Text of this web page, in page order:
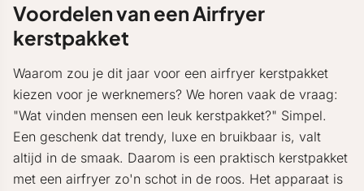
Voordelen van een Airfryer
kerstpakket
Waarom zou je dit jaar voor een airfryer kerstpakket
kiezen voor je werknemers? We horen vaak de vraag:
"Wat vinden mensen een leuk kerstpakket?" Simpel.
Een geschenk dat trendy, luxe en bruikbaar is, valt
altijd in de smaak. Daarom is een praktisch kerstpakket
met een airfryer zo'n schot in de roos. Het apparaat is